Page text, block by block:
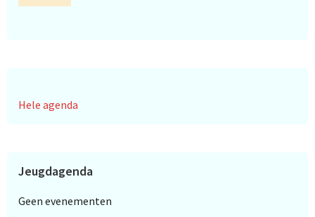
Hele agenda
Jeugdagenda
Geen evenementen